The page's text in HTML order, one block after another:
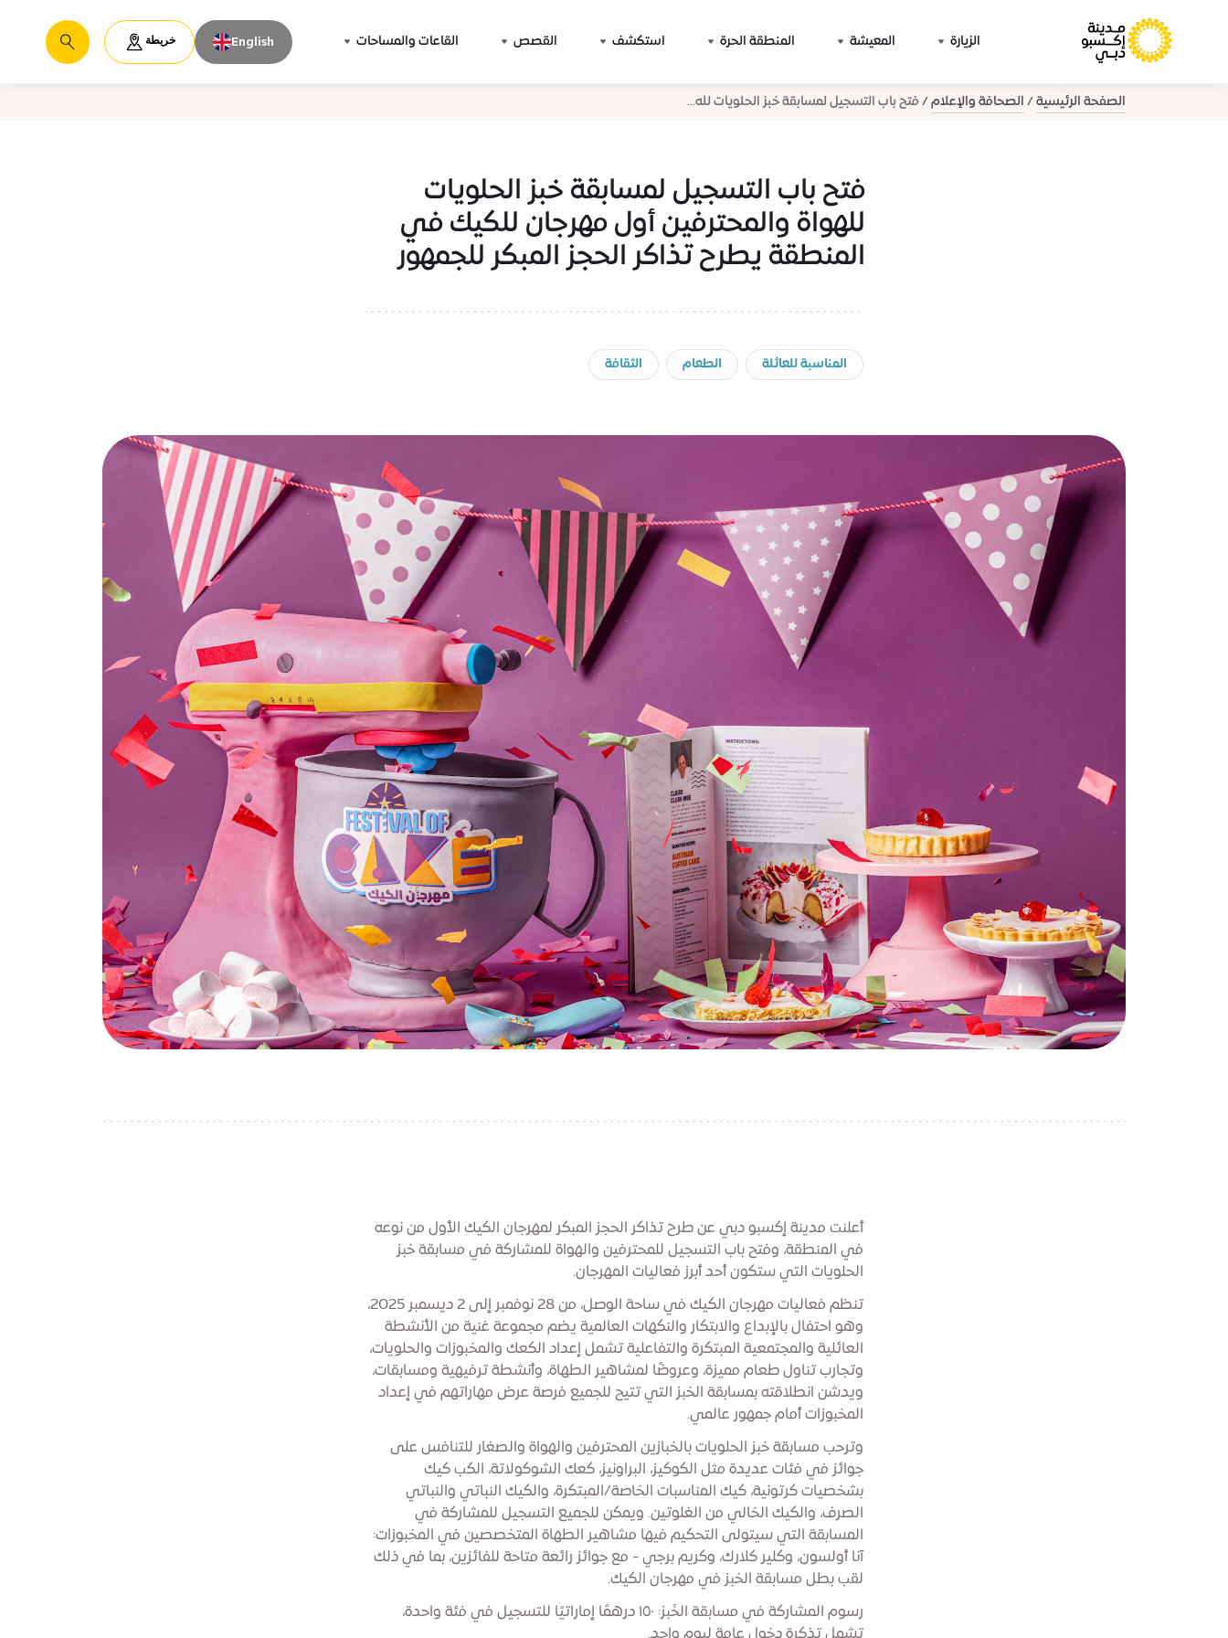
الزيارة المعيشة المنطقة الحرة استكشف القصص القاعات والمساحات English خريطة
يبحث
الصفحة الرئيسية الصحافة والإعلام فتح باب التسجيل لمسابقة خبز الحلويات لله...
فتح باب التسجيل لمسابقة خبز الحلويات
للهواة والمحترفين أول مهرجان للكيك في
المنطقة يطرح تذاكر الحجز المبكر للجمهور
المناسبة للعائلة الطعام الثقافة
أعلنت مدينة إكسبو دبي عن طرح تذاكر الحجز المبكر لمهرجان الكيك الأول من نوعه
في المنطقة، وفتح باب التسجيل للمحترفين والهواة للمشاركة في مسابقة خبز
الحلويات التي ستكون أحد أبرز فعاليات المهرجان.
تنظم فعاليات مهرجان الكيك في ساحة الوصل، من 28 نوفمبر إلى 2 ديسمبر 2025،
وهو احتفال بالإبداع والابتكار والنكهات العالمية يضم مجموعة غنية من الأنشطة
العائلية والمجتمعية المبتكرة والتفاعلية تشمل إعداد الكعك والمخبوزات والحلويات،
وتجارب تناول طعام مميزة، وعروضًا لمشاهير الطهاة، وأنشطة ترفيهية ومسابقات،
ويدشن انطلاقته بمسابقة الخبز التي تتيح للجميع فرصة عرض مهاراتهم في إعداد
المخبوزات أمام جمهور عالمي.
وترحب مسابقة خبز الحلويات بالخبازين المحترفين والهواة والصغار للتنافس على
جوائز في فئات عديدة مثل الكوكيز، البراونيز، كعك الشوكولاتة، الكب كيك
بشخصيات كرتونية، كيك المناسبات الخاصة/المبتكرة، والكيك النباتي والنباتي
الصرف، والكيك الخالي من الغلوتين. ويمكن للجميع التسجيل للمشاركة في
المسابقة التي سيتولى التحكيم فيها مشاهير الطهاة المتخصصين في المخبوزات:
آنا أولسون، وكلير كلارك، وكريم برجي - مع جوائز رائعة متاحة للفائزين، بما في ذلك
لقب بطل مسابقة الخبز في مهرجان الكيك.
رسوم المشاركة في مسابقة الخَبز: ١٥٠ درهمًا إماراتيًا للتسجيل في فئة واحدة،
تشمل تذكرة دخول عامة ليوم واحد.